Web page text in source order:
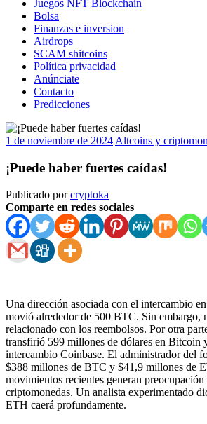
Juegos NFT Blockchain
Bolsa
Finanzas e inversion
Airdrops
SCAM shitcoins
Política privacidad
Anúnciate
Contacto
Predicciones
1 de noviembre de 2024 Altcoins y
¡Puede haber fuertes caídas!
Publicado porcryptoka
Comparte en redes sociales
Una dirección asociada con el intercambio
movió alrededor de 500 BTC. Sin embargo,
relacionado con los reembolsos. Por otra
transfirió 599 millones de dólares en Bitcoin
intercambio Coinbase. El administrador del
$388 millones de BTC y $41,9 millones de
movimientos recientes generan
criptomonedas. Un analista experimentado
ETH caerá profundamente.